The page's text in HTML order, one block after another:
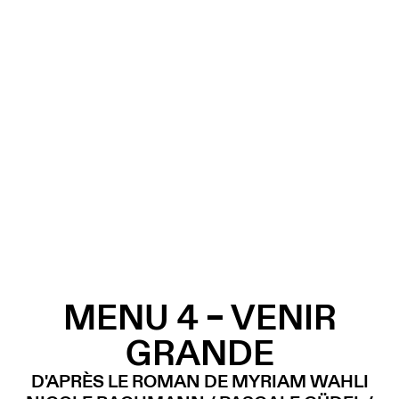
MENU 4 – VENIR
GRANDE
D'APRÈS LE ROMAN DE MYRIAM WAHLI